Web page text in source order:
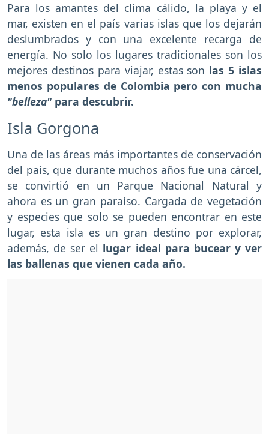
Para los amantes del clima cálido, la playa y el
mar, existen en el país varias islas que los dejarán
deslumbrados y con una excelente recarga de
energía. No solo los lugares tradicionales son los
mejores destinos para viajar, estas son las 5 islas
menos populares de Colombia pero con mucha
"belleza" para descubrir.
Isla Gorgona
Una de las áreas más importantes de conservación
del país, que durante muchos años fue una cárcel,
se convirtió en un Parque Nacional Natural y
ahora es un gran paraíso. Cargada de vegetación
y especies que solo se pueden encontrar en este
lugar, esta isla es un gran destino por explorar,
además, de ser el lugar ideal para bucear y ver
las ballenas que vienen cada año.